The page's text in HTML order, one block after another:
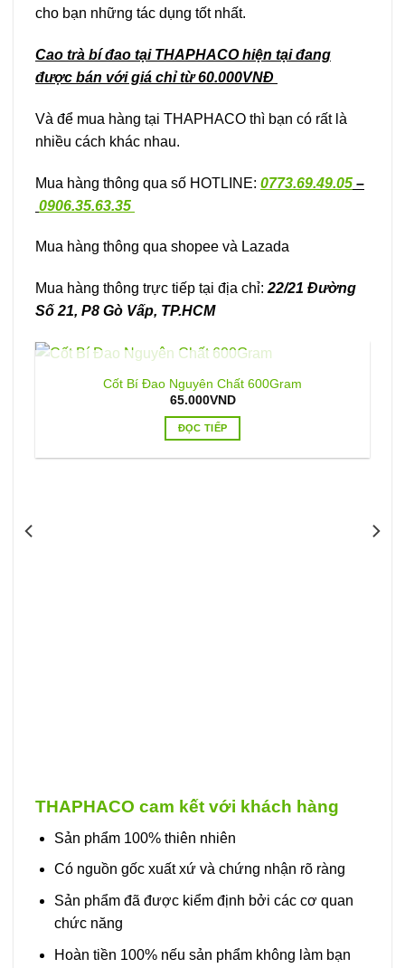
cho bạn những tác dụng tốt nhất.
Cao trà bí đao tại THAPHACO hiện tại đang
được bán với giá chỉ từ 60.000VNĐ
Và để mua hàng tại THAPHACO thì bạn có rất là
nhiều cách khác nhau.
Mua hàng thông qua số HOTLINE: 0773.69.49.05 –
0906.35.63.35
Mua hàng thông qua shopee và Lazada
Mua hàng thông trực tiếp tại địa chỉ: 22/21 Đường
Số 21, P8 Gò Vấp, TP.HCM
HẾT HÀNG
Cốt Bí Đao Nguyên Chất 600Gram
65.000VND
ĐỌC TIẾP
THAPHACO cam kết với khách hàng
Sản phẩm 100% thiên nhiên
Có nguồn gốc xuất xứ và chứng nhận rõ ràng
Sản phẩm đã được kiểm định bởi các cơ quan
chức năng
Hoàn tiền 100% nếu sản phẩm không làm bạn